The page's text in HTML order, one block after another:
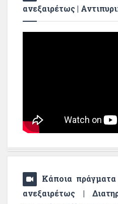
ανεξαιρέτως |
Κάποια
ανεξαιρέτως |